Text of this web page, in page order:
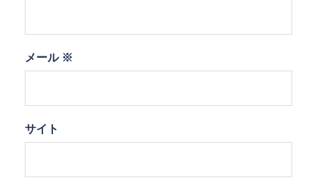
メール ※
サイト